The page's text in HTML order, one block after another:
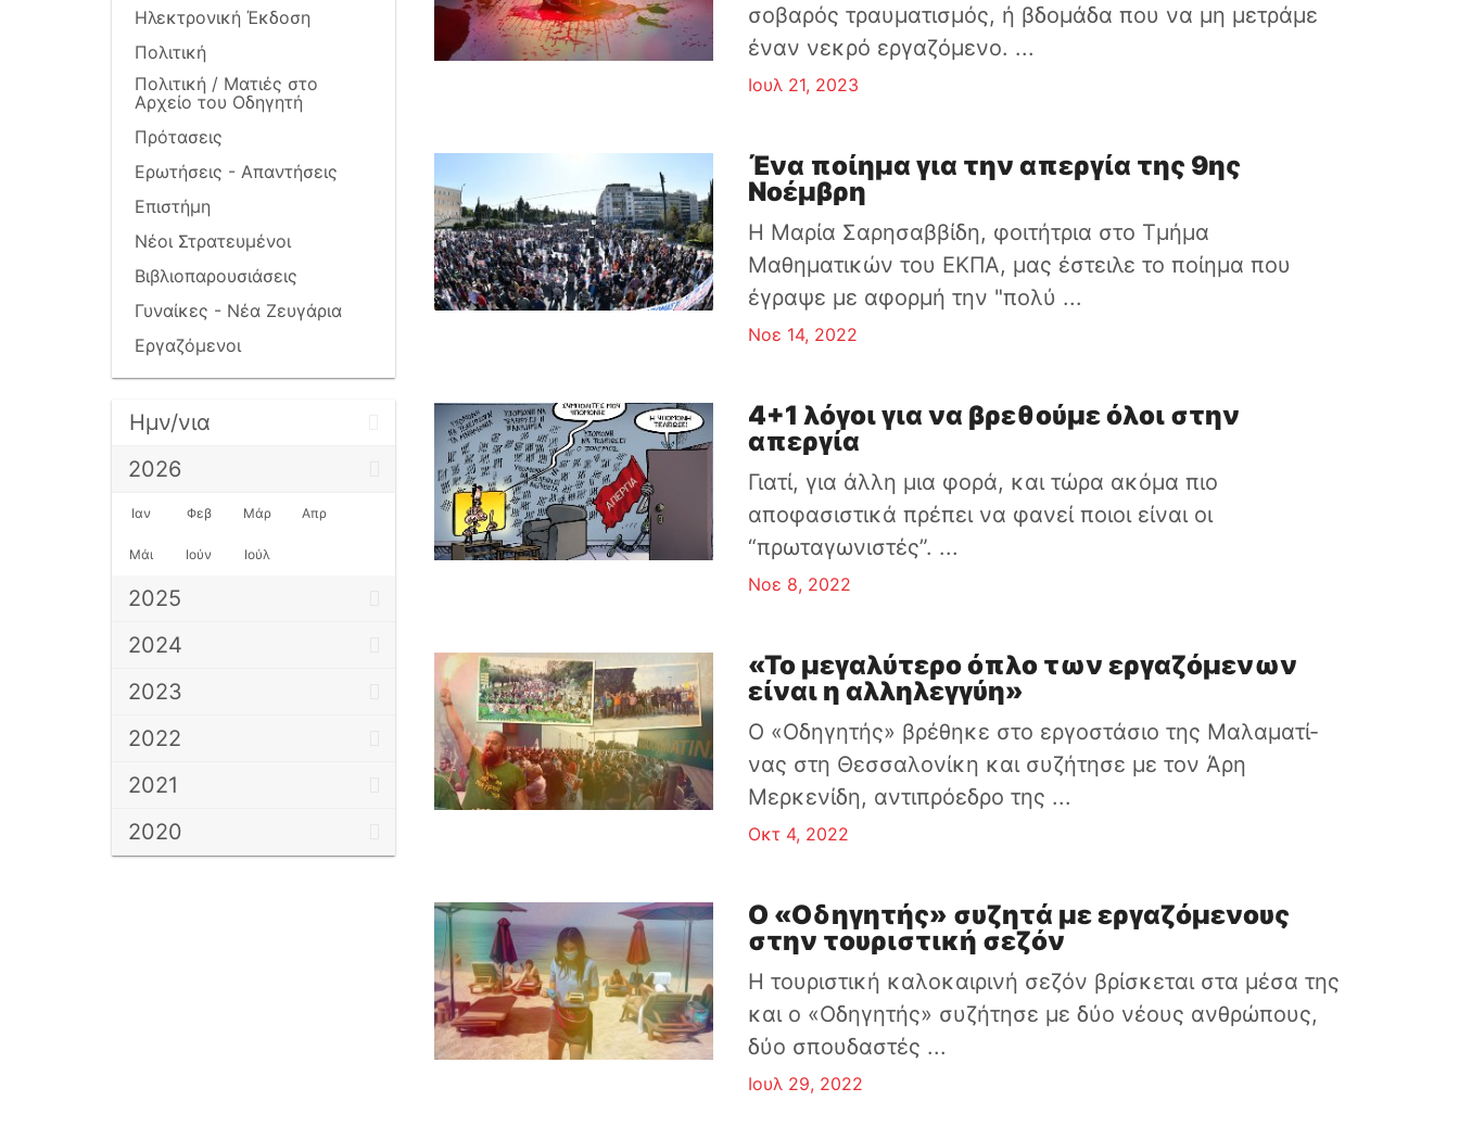
σοβαρός τραυματισμός, ή βδομάδα που να μη μετράμε
έναν νεκρό εργαζόμενο. ...
Ιουλ 21, 2023
Ένα ποίημα για την απεργία της 9ης
Νοέμβρη
Η Μαρία Σαρησαββίδη, φοιτήτρια στο Τμήμα
Μαθηματικών του ΕΚΠΑ, μας έστειλε το ποίημα που
έγραψε με αφορμή την "πολύ ...
Νοε 14, 2022
4+1 λόγοι για να βρεθούμε όλοι στην
απεργία
Γιατί, για άλλη μια φορά, και τώρα ακόμα πιο
αποφασιστικά πρέπει να φανεί ποιοι είναι οι
“πρωταγωνιστές”. ...
Νοε 8, 2022
«Το μεγαλύτερο όπλο των εργαζόμενων
είναι η αλληλεγγύη»
O «Οδηγητής» βρέθηκε στο εργοστάσιο της Μαλαματί­
νας στη Θεσσαλονίκη και συζήτησε με τον Άρη
Μερκενίδη, αντιπρόεδρο της ...
Οκτ 4, 2022
Ο «Οδηγητής» συζητά με εργαζόμενους
στην τουριστική σεζόν
Η τουριστική καλοκαιρινή σεζόν βρίσκεται στα μέσα της
και ο «Οδηγητής» συζήτησε με δύο νέους ανθρώπους,
δύο σπουδαστές ...
Ιουλ 29, 2022
Ηλεκτρονική Έκδοση
Πολιτική
Πολιτική / Ματιές στο
Αρχείο του Οδηγητή
Πρότασεις
Ερωτήσεις - Απαντήσεις
Επιστήμη
Νέοι Στρατευμένοι
Βιβλιοπαρουσιάσεις
Γυναίκες - Νέα Ζευγάρια
Εργαζόμενοι
Ημν/νια
2026
Ιαν Φεβ Μάρ Απρ
Μάι Ιούν Ιούλ
2025
2024
2023
2022
2021
2020